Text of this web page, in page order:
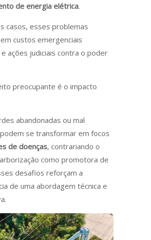
de energia elétrica.
casos, esses problemas
custos emergenciais
ações judiciais contra o poder
preocupante é o impacto
abandonadas ou mal
se transformar em focos
de doenças, contrariando o
como promotora de
desafios reforçam a
de uma abordagem técnica e